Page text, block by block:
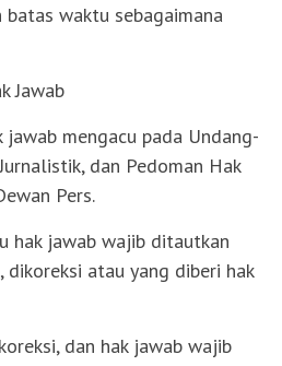
waktu sebagaimana
Jawab
jawab mengacu pada Undang-
dan Pedoman Hak
Pers.
hak jawab wajib ditautkan
atau yang diberi hak
dan hak jawab wajib